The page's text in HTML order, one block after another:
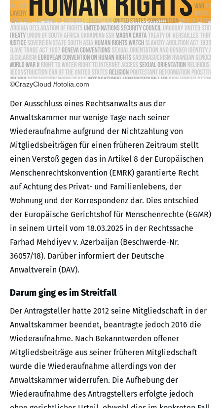
©CrazyCloud /fotolia.com
Der Ausschluss eines Rechtsanwalts aus der
Anwaltskammer nur wenige Tage nach seiner
Wiederaufnahme aufgrund der Nichtzahlung von
Mitgliedsbeiträgen für einen früheren Zeitraum stellt
einen Verstoß gegen das in Artikel 8 der Europäischen
Menschenrechtskonvention (EMRK) garantierte Recht
auf Achtung des Privat- und Familienlebens, der
Wohnung und der Korrespondenz dar. Dies entschied
der Europäische Gerichtshof für Menschenrechte (EGMR)
in seinem Urteil vom 18.03.2025 in der Rechtssache
Farhad Mehdiyev v. Azerbaijan (Beschwerde-Nr.
36057/18). Darüber informiert der Deutsche
Anwaltverein (DAV).
Darum ging es im Streitfall
Der Antragsteller hatte 2012 seine Mitgliedschaft in der
Anwaltskammer beendet, beantragte jedoch 2016 die
Wiederaufnahme. Nach Bekanntwerden offener
Mitgliedsbeiträge aus seiner früheren Mitgliedschaft
wurde die Wiederaufnahme allerdings von der
Anwaltskammer widerrufen. Die Aufhebung der
Wiederaufnahme des Antragstellers erfolgte jedoch